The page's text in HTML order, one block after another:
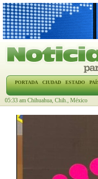
PORTADA CIUDAD ESTADO
05:33 am Chihuahua, Chih., México